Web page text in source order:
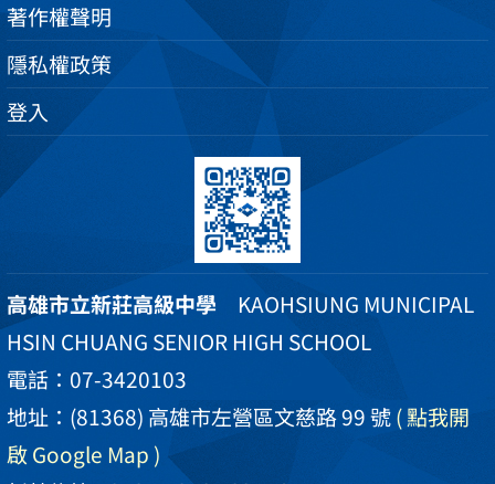
著作權聲明
隱私權政策
登入
高雄市立新莊高級中學 KAOHSIUNG MUNICIPAL
HSIN CHUANG SENIOR HIGH SCHOOL
電話：07-3420103
地址：(81368) 高雄市左營區文慈路 99 號( 點我開
啟 Google Map )